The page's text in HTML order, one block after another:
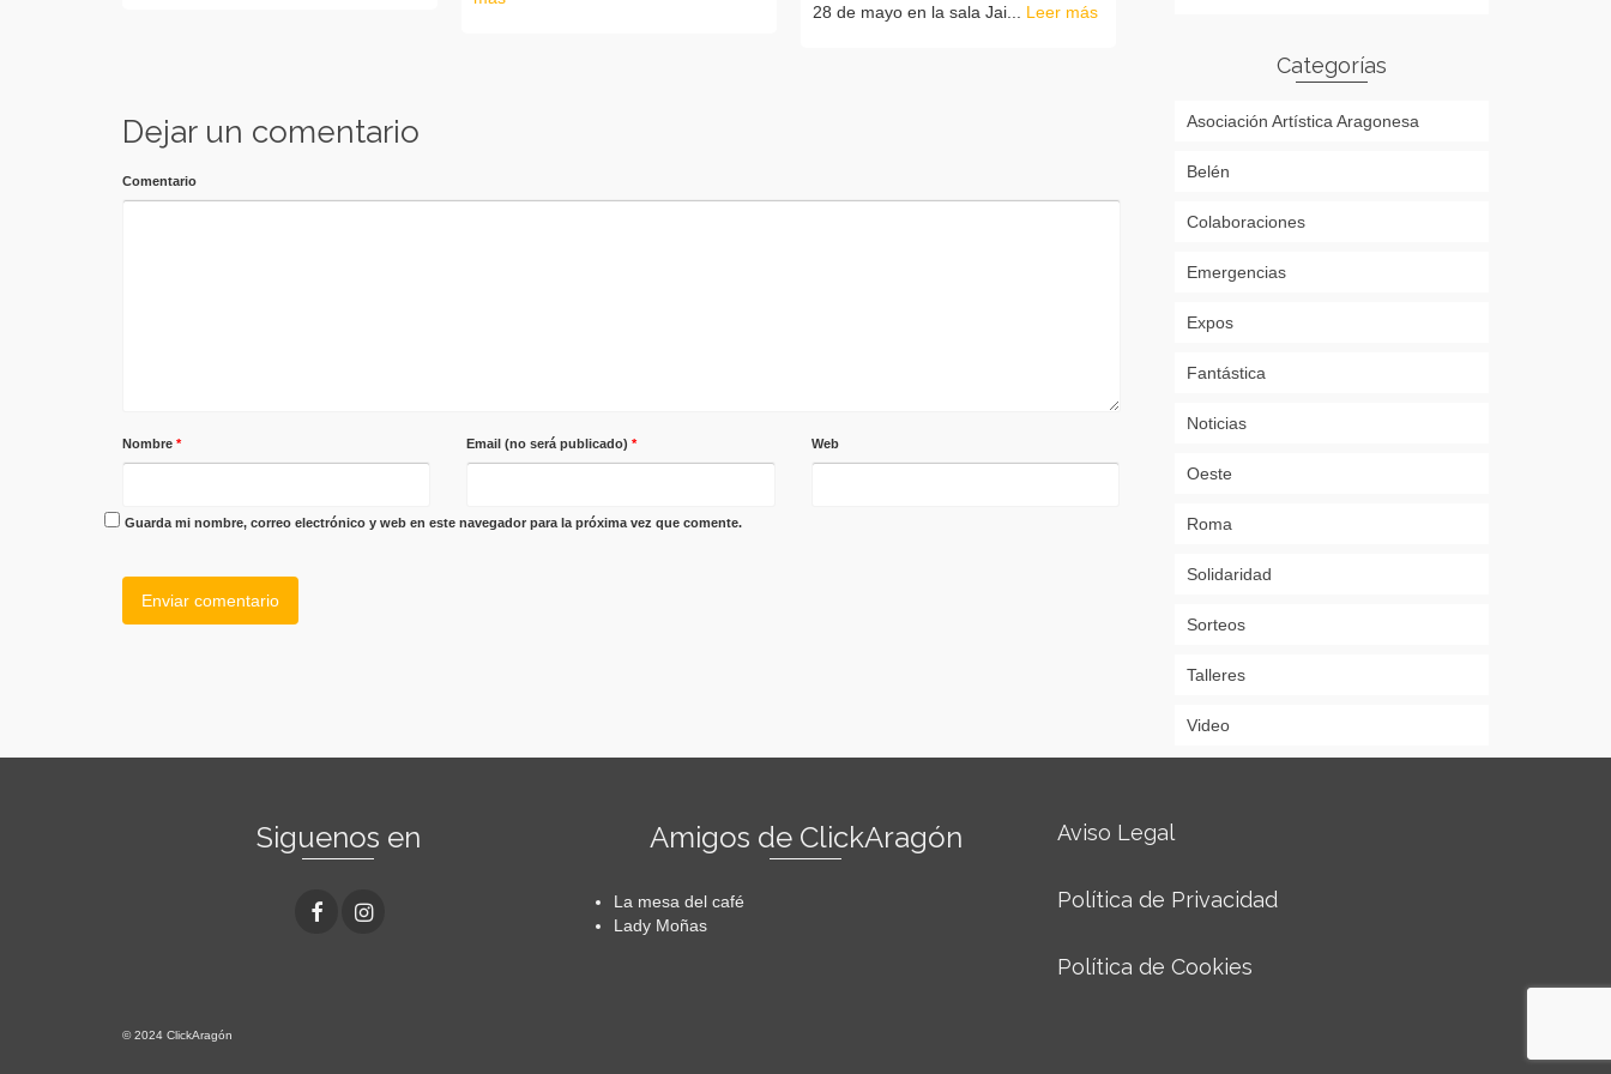
28 de mayo en la sala Jai... Leer más
Dejar un comentario
Comentario
Nombre * Email (no será publicado)* Web
Guarda mi nombre, correo electrónico y web en este navegador para la próxima vez que comente.
Categorías
Asociación Artística Aragonesa
Belén
Colaboraciones
Emergencias
Expos
Fantástica
Noticias
Oeste
Roma
Solidaridad
Sorteos
Talleres
Video
Siguenos en Amigos de ClickAragón
La mesa del café
Lady Moñas
Aviso Legal
Política de Privacidad
Política de Cookies
© 2024 ClickAragón